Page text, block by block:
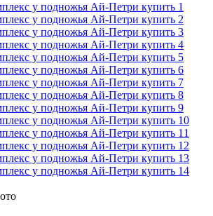
1
2
3
4
5
6
7
8
9
10
11
12
13
14